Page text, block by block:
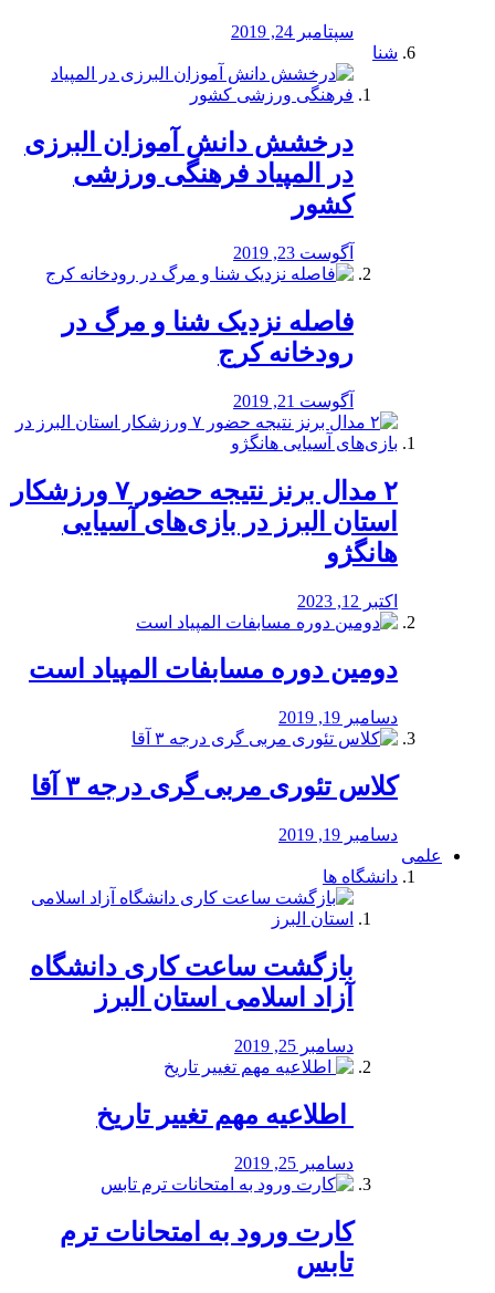
سپتامبر 24, 2019
شنا
درخشش دانش آموزان البرزی
در المپیاد فرهنگی ورزشی
کشور
آگوست 23, 2019
️فاصله نزدیک شنا و مرگ در
رودخانه کرج
آگوست 21, 2019
۲ مدال برنز نتیجه حضور ۷ ورزشکار
استان البرز در بازی‌های آسیایی
هانگژو
اکتبر 12, 2023
دومین دوره مسابفات المپیاد است
دسامبر 19, 2019
کلاس تئوری مربی گری درجه ۳ آقا
دسامبر 19, 2019
علمی
دانشگاه ها
بازگشت ساعت کاری دانشگاه
آزاد اسلامی استان البرز
دسامبر 25, 2019
️ اطلاعیه مهم تغییر تاریخ
دسامبر 25, 2019
کارت ورود به امتحانات ترم
تابس